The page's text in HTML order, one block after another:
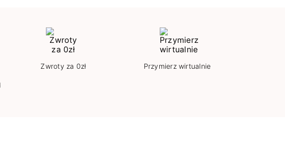
Zwroty za 0zł Przymierz wirtualnie